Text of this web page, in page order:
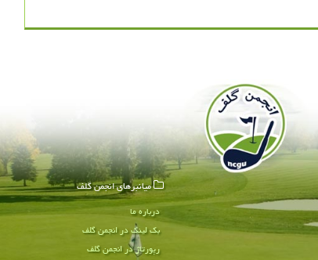
میانبرهای انجمن گلف
درباره ما
بک لینک در انجمن گلف
رپورتاژ در انجمن گلف